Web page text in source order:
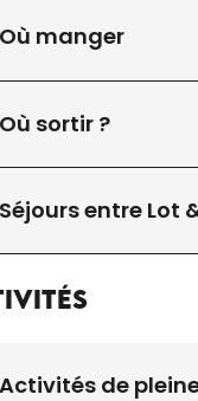
Où manger
Où sortir ?
Séjours entre Lot
Activités de
et Produits
Gourdon